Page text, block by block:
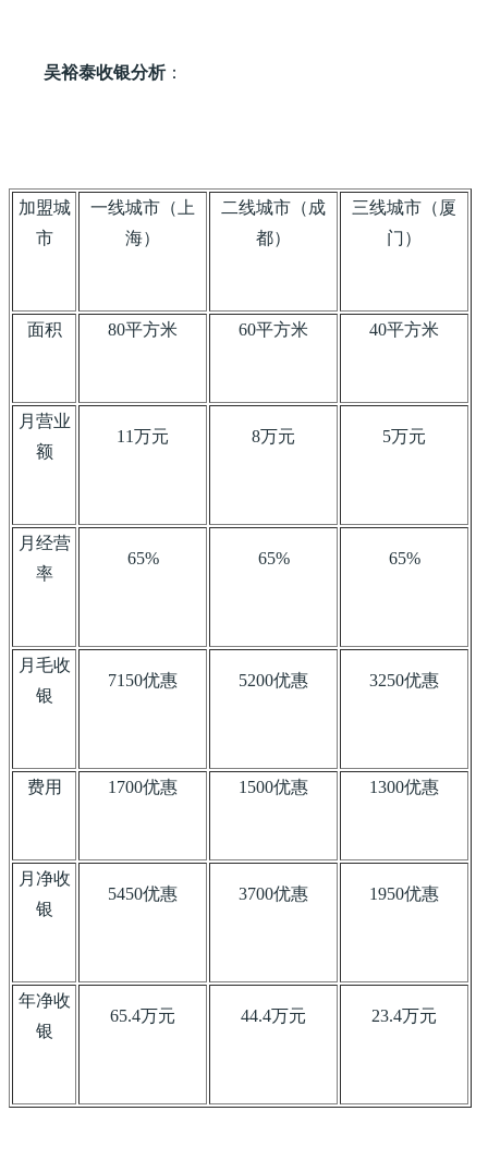
吴裕泰收银分析：
加盟城
市
一线城市（上
海）
二线城市（成
都）
三线城市（厦
门）
面积 80平方米 60平方米 40平方米
月营业
额
11万元 8万元 5万元
月经营
率
65% 65% 65%
月毛收
银
7150优惠 5200优惠 3250优惠
费用 1700优惠 1500优惠 1300优惠
月净收
银
5450优惠 3700优惠 1950优惠
年净收
银
65.4万元 44.4万元 23.4万元